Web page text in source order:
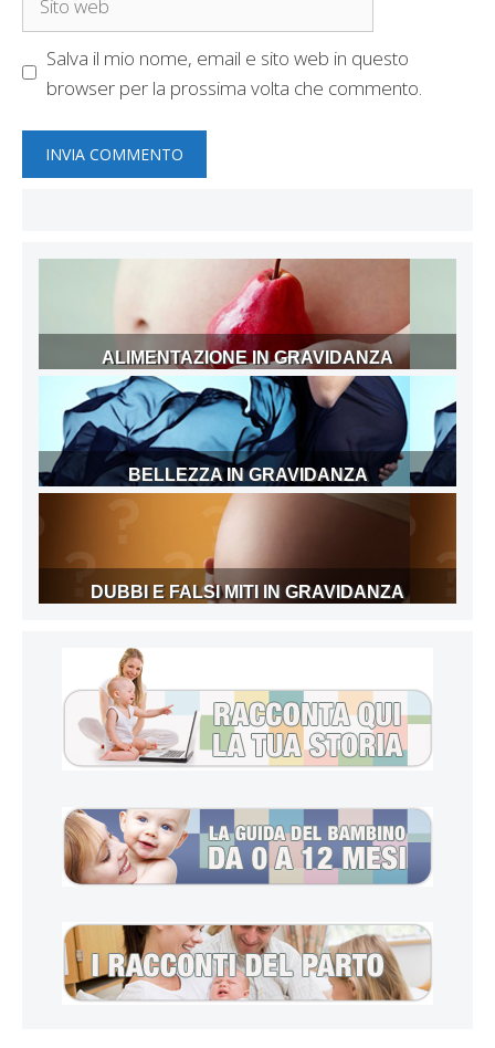
Salva il mio nome, email e sito web in questo
browser per la prossima volta che commento.
ALIMENTAZIONE IN GRAVIDANZA
BELLEZZA IN GRAVIDANZA
DUBBI E FALSI MITI IN GRAVIDANZA